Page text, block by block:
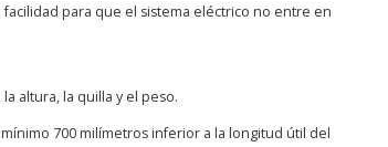
para que el sistema eléctrico no entre en
altura, la quilla y el peso.
700 milímetros inferior a la longitud útil del